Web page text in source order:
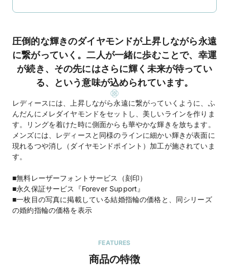
圧倒的な輝きのダイヤモンドが上昇しながら永遠
に繋がっていく。二人が一緒に歩むことで、幸運
が続き、その先にはさらに輝く未来が待ってい
る、という意味が込められています。
レディースには、上昇しながら永遠に繋がっていくように、ふ
んだんにメレダイヤモンドをセットし、美しいラインを作りま
す。リングを着けた時に側面からも華やかな輝きを放ちます。
メンズには、レディースと同様のラインに細かい輝きが表面に
現れるつや消し（ダイヤモンドポイント）加工が施されていま
す。
■無料レーザーフォントサービス（刻印）
■永久保証サービス『Forever Support』
■一枚目の写真に掲載している結婚指輪の価格と、同シリーズ
の婚約指輪の価格を表示
FEATURES
商品の特徴